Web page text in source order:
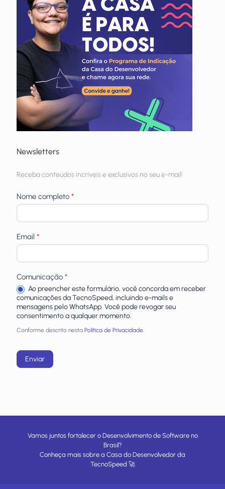
Newsletters
newsletters
Receba conteúdos incríveis e exclusivos no seu e-mail!
Nome completo *
Email *
Comunicação *
Ao preencher este formulário, você concorda em receber
comunicações da TecnoSpeed, incluindo e-mails e
mensagens pelo WhatsApp. Você pode revogar seu
consentimento a qualquer momento.
Conforme descrito nesta Política de Privacidade.
Enviar
Vamos juntos fortalecer o Desenvolvimento de Software no
Brasil?
Conheça mais sobre a Casa do Desenvolvedor da
TecnoSpeed 🚀